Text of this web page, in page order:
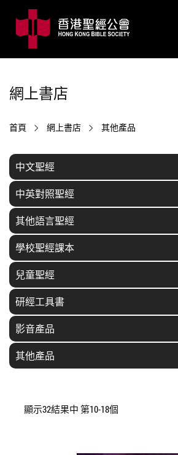
網上書店
首頁 網上書店 其他產品
中文聖經
中英對照聖經
其他語言聖經
學校聖經課本
兒童聖經
研經工具書
影音產品
其他產品
顯示32結果中 第10-18個